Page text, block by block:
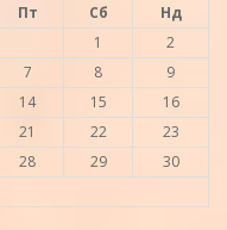
Пт Сб
Нд
1
2
7 8
9
14 15
16
21 22
23
28 29
30